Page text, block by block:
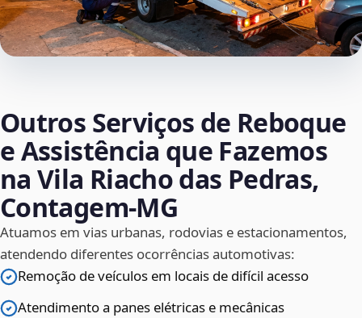
Outros Serviços de Reboque
e Assistência que Fazemos
na Vila Riacho das Pedras,
Contagem‑MG
Atuamos em vias urbanas, rodovias e estacionamentos,
atendendo diferentes ocorrências automotivas:
Remoção de veículos em locais de difícil acesso
Atendimento a panes elétricas e mecânicas